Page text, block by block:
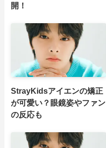
開！
StrayKidsアイエンの矯正
が可愛い？眼鏡姿やファン
の反応も